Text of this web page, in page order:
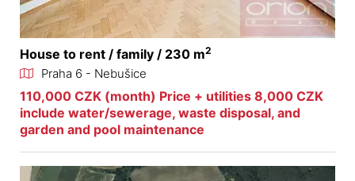
House to rent / family / 230 m2
Praha 6 - Nebušice
110,000 CZK (month) Price + utilities 8,000 CZK
include water/sewerage, waste disposal, and
garden and pool maintenance